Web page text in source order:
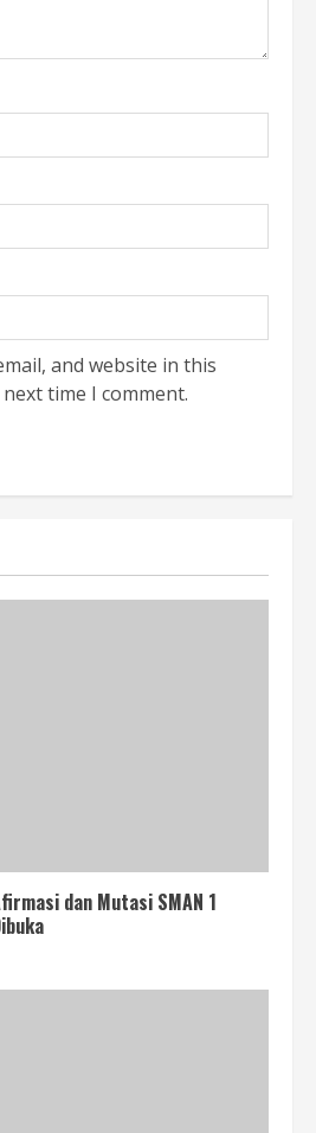
and website in this
time I comment.
dan Mutasi SMAN 1